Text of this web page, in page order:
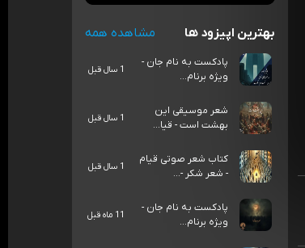
بهترین اپیزود ها مشاهده همه
پادکست به نام جان -
ویژه برنام...
1 سال قبل
شعر موسیقی این
بهشت است - قیا...
1 سال قبل
کتاب شعر صوتی قیام
- شعر شکر -...
1 سال قبل
پادکست به نام جان -
ویژه برنام...
11 ماه قبل